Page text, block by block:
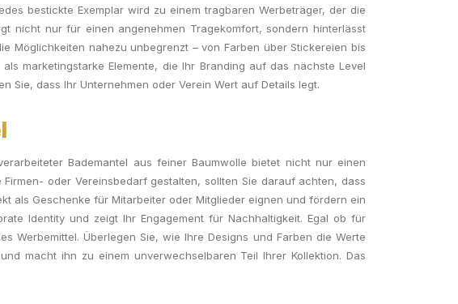
bestickte Exemplar wird zu einem tragbaren Werbeträger, der die
nicht nur für einen angenehmen Tragekomfort, sondern hinterlässt
Möglichkeiten nahezu unbegrenzt – von Farben über Stickereien bis
marketingstarke Elemente, die Ihr Branding auf das nächste Level
Sie, dass Ihr Unternehmen oder Verein Wert auf Details legt.
Bademantel aus feiner Baumwolle bietet nicht nur einen
oder Vereinsbedarf gestalten, sollten Sie darauf achten, dass
als Geschenke für Mitarbeiter oder Mitglieder eignen und fördern ein
Identity und zeigt Ihr Engagement für Nachhaltigkeit. Egal ob für
Werbemittel. Überlegen Sie, wie Ihre Designs und Farben die Werte
macht ihn zu einem unverwechselbaren Teil Ihrer Kollektion. Das